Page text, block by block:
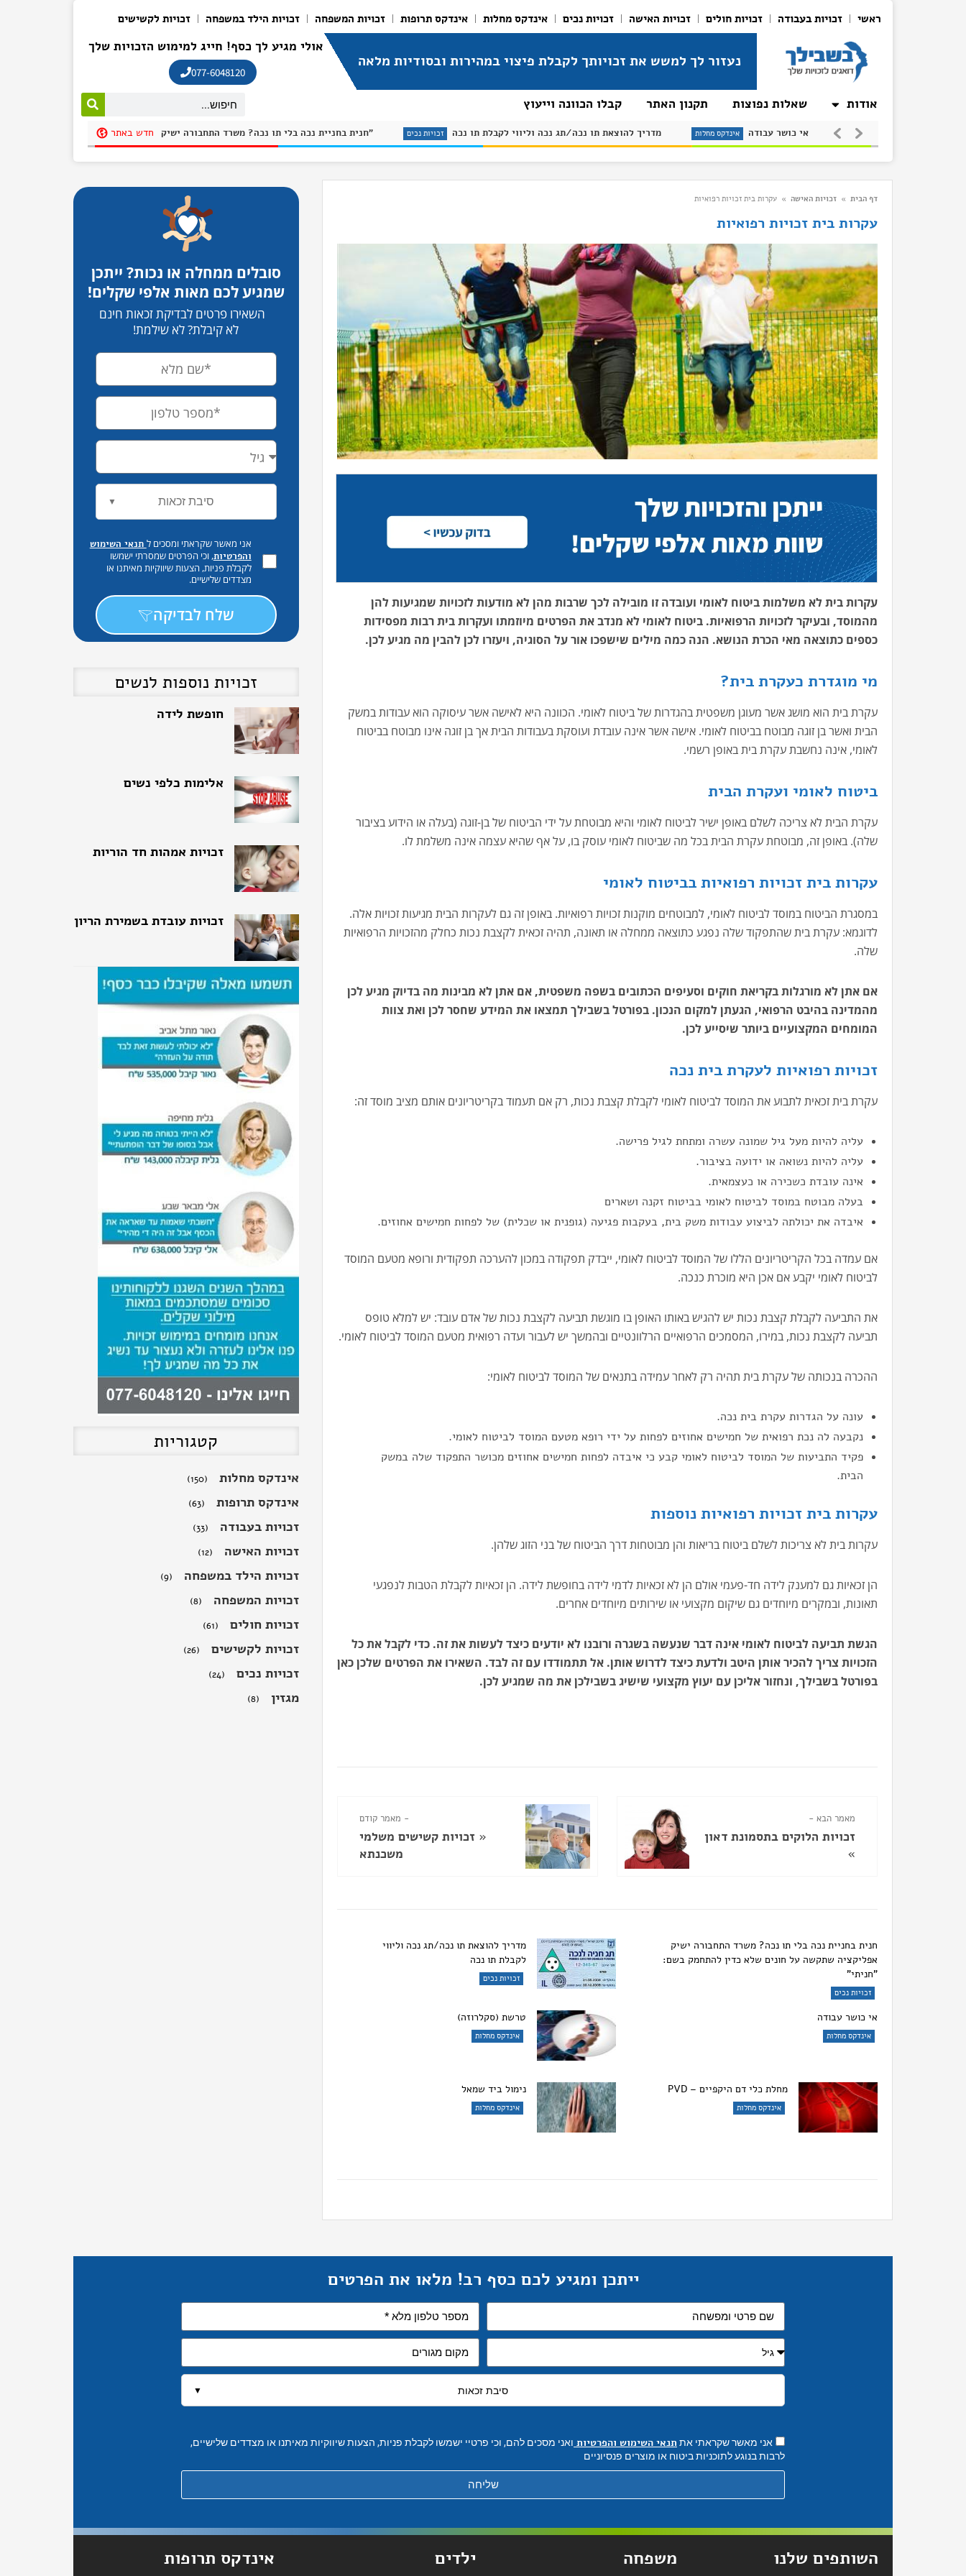
ראשי זכויות בעבודה זכויות חולים זכויות האישה זכויות נכים אינדקס מחלות אינדקס תרופות זכויות המשפחה זכויות הילד במשפחה זכויות לקשישים
נעזור לך למשש את זכויותך לקבלת פיצוי במהירות ובסודיות מלאה
אולי מגיע לך כסף! חייג למימוש הזכויות שלך
077-6048120
אודות שאלות נפוצות תקנון האתר קבלו הכוונה וייעוץ
חדש באתר חנית בחניית נכה בלי תו נכה? משרד התחבורה ישיק אפליקציה שתקשה על חונים שלא כדין להתחמק בשם: "חניתי" זכויות נכים מדריך להוצאת תו נכה/תג נכה וליווי לקבלת תו נכה אינדקס מחלות אי כושר עבודה אינדקס מחלות טרשת (סקלרוזה)
דף הבית » זכויות האישה » עקרות בית זכויות רפואיות
עקרות בית זכויות רפואיות
עקרות בית לא משלמות ביטוח לאומי ועובדה זו מובילה לכך שרבות מהן לא מודעות לזכויות שמגיעות להן
מהמוסד, ובעיקר לזכויות הרפואיות. ביטוח לאומי לא מנדב את הפרטים מיוזמתו ועקרות בית רבות מפסידות
כספים כתוצאה מאי הכרת הנושא. הנה כמה מילים שישפכו אור על הסוגיה, ויעזרו לכן להבין מה מגיע לכן.
מי מוגדרת כעקרת בית?
עקרת בית הוא מושג אשר מעוגן משפטית בהגדרות של ביטוח לאומי. הכוונה היא לאישה אשר עיסוקה הוא עבודות במשק
הבית ואשר בן זוגה מבוטח בביטוח לאומי. אישה אשר אינה עובדת ועוסקת בעבודות הבית אך בן זוגה אינו מבוטח בביטוח
לאומי, אינה נחשבת עקרת בית באופן רשמי.
ביטוח לאומי ועקרת הבית
עקרת הבית לא צריכה לשלם באופן ישיר לביטוח לאומי והיא מבוטחת על ידי הביטוח של בן-זוגה (בעלה או הידוע בציבור
שלה). באופן זה, מבוטחת עקרת הבית בכל מה שביטוח לאומי עוסק בו, על אף שהיא עצמה אינה משלמת לו.
עקרות בית זכויות רפואיות בביטוח לאומי
במסגרת הביטוח במוסד לביטוח לאומי, למבוטחים מוקנות זכויות רפואיות. באופן זה גם לעקרות הבית מגיעות זכויות אלה.
לדוגמא: עקרת בית שהתפקוד שלה נפגע כתוצאה ממחלה או תאונה, תהיה זכאית לקצבת נכות כחלק מהזכויות הרפואיות
שלה.
אם אתן לא מורגלות בקריאת חוקים וסעיפים הכתובים בשפה משפטית, אם אתן לא מבינות מה בדיוק מגיע לכן
מהמדינה בהיבט הרפואי, הגעתן למקום הנכון. בפורטל בשבילך תמצאו את המידע שחסר לכן ואת צוות
המומחים המקצועיים ביותר שיסייע לכן.
זכויות רפואיות לעקרת בית נכה
עקרת בית זכאית לתבוע את המוסד לביטוח לאומי לקבלת קצבת נכות, רק אם תעמוד בקריטריונים אותם מציב מוסד זה:
עליה להיות מעל גיל שמונה עשרה ומתחת לגיל פרישה.
עליה להיות נשואה או ידועה בציבור.
אינה עובדת כשכירה או כעצמאית.
בעלה מבוטח במוסד לביטוח לאומי בביטוח זקנה ושארים
איבדה את יכולתה לביצוע עבודות משק בית, בעקבות פגיעה (גופנית או שכלית) של לפחות חמישים אחוזים.
אם עמדה בכל הקריטריונים הללו של המוסד לביטוח לאומי, ייבדק תפקודה במכון להערכה תפקודית ורופא מטעם המוסד
לביטוח לאומי יקבע אם אכן היא מוכרת כנכה.
את התביעה לקבלת קצבת נכות יש להגיש באותו האופן בו מוגשת תביעה לקצבת נכות של אדם עובד: יש למלא טופס
תביעה לקצבת נכות, במירו, המסמכים הרפואיים הרלוונטיים ובהמשך יש לעבור ועדה רפואית מטעם המוסד לביטוח לאומי.
ההכרה בנכותה של עקרת בית תהיה רק לאחר עמידה בתנאים של המוסד לביטוח לאומי:
עונה על הגדרות עקרת בית נכה.
נקבעה לה נכת רפואית של חמישים אחוזים לפחות על ידי רופא מטעם המוסד לביטוח לאומי.
פקיד התביעות של המוסד לביטוח לאומי קבע כי איבדה לפחות חמישים אחוזים מכושר התפקוד שלה במשק
הבית.
עקרות בית זכויות רפואיות נוספות
עקרות בית לא צריכות לשלם ביטוח בריאות והן מבוטחות דרך הביטוח של בני הזוג שלהן.
הן זכאיות גם למענק לידה חד-פעמי אולם הן לא זכאיות לדמי לידה בחופשת לידה. הן זכאיות לקבלת הטבות לנפגעי
תאונות, ובמקרים מיוחדים גם שיקום מקצועי או שירותים מיוחדים אחרים.
הגשת תביעה לביטוח לאומי אינה דבר שנעשה בשגרה ורובנו לא יודעים כיצד לעשות את זה. כדי לקבל את כל
הזכויות צריך להכיר אותן היטב ולדעת כיצד לדרוש אותן. אל תתמודדו עם זה לבד. השאירו את הפרטים שלכן כאן
בפורטל בשבילך, ונחזור אליכן עם יעוץ מקצועי שישיג בשבילכן את מה שמגיע לכן.
- מאמר קודם
« זכויות קשישים משלמי
משכנתא
מאמר הבא -
זכויות הלוקים בתסמונת דאון
»
חנית בחניית נכה בלי תו נכה? משרד התחבורה ישיק
אפליקציה שתקשה על חונים שלא כדין להתחמק בשם:
"חניתי"
זכויות נכים
מדריך להוצאת תו נכה/תג נכה וליווי
לקבלת תו נכה
זכויות נכים
אי כושר עבודה
אינדקס מחלות
טרשת (סקלרוזה)
אינדקס מחלות
מחלת כלי דם היקפיים – PVD
אינדקס מחלות
נימול ביד שמאל
אינדקס מחלות
סובלים ממחלה או נכות? ייתכן
שמגיע לכם מאות אלפי שקלים!
השאירו פרטים לבדיקת זכאות חינם
לא קיבלת? לא שילמת!
סיבת זכאות ▼
אני מאשר שקראתי ומסכים ל תנאי השימוש
והפרטיות, וכי הפרטים שמסרתי ישמשו
לקבלת פניות, הצעות שיווקיות מאיתנו או
מצדדים שלישיים.
שלח לבדיקה
זכויות נוספות לנשים
אלימות כלפי נשים
זכויות אמהות חד הוריות
זכויות עובדת בשמירת הריון
זכויות נשים
התפטרות לאחר לידה
הזכות להפסקת הריון
עקרות בית זכויות רפואיות
זכויות נשים מסורבות גט
חופשת לידה
קטגוריות
אינדקס מחלות (150)
אינדקס תרופות (63)
זכויות בעבודה (33)
זכויות האישה (12)
זכויות הילד במשפחה (9)
זכויות המשפחה (8)
זכויות חולים (61)
זכויות לקשישים (26)
זכויות נכים (24)
מגזין (8)
ייתכן ומגיע לכם כסף רב! מלאו את הפרטים
סיבת זכאות ▼
אני מאשר שקראתי את תנאי השימוש והפרטיות ואני מסכים להם, וכי פרטיי ישמשו לקבלת פניות, הצעות שיווקיות מאיתנו או מצדדים שלישיים,
לרבות בנוגע לתוכניות ביטוח או מוצרים פנסיוניים
שליחה
השותפים שלנו משפחה ילדים אינדקס תרופות